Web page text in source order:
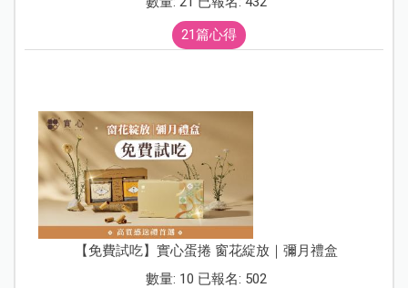
21篇心得
【免費試吃】實心蛋捲 窗花綻放｜彌月禮盒
數量: 10 已報名: 502